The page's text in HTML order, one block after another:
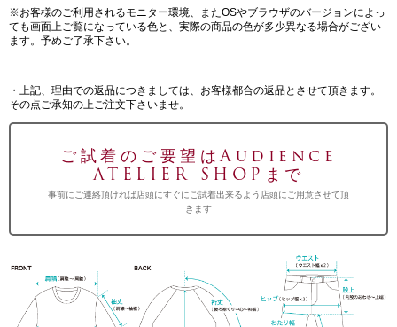
※お客様のご利用されるモニター環境、またOSやブラウザのバージョンによっ
ても画面上ご覧になっている色と、実際の商品の色が多少異なる場合がござい
ます。予めご了承下さい。
・上記、理由での返品につきましては、お客様都合の返品とさせて頂きます。
その点ご承知の上ご注文下さいませ。
ご試着のご要望はAudience
ATELIER SHOPまで
事前にご連絡頂ければ店頭にすぐにご試着出来るよう店頭にご用意させて頂
きます